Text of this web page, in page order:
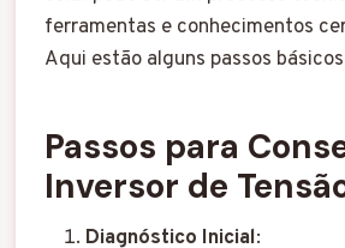
ferramentas e conhecimentos
Aqui estão alguns passos
Passos para
Inversor de
Diagnóstico Inicial: